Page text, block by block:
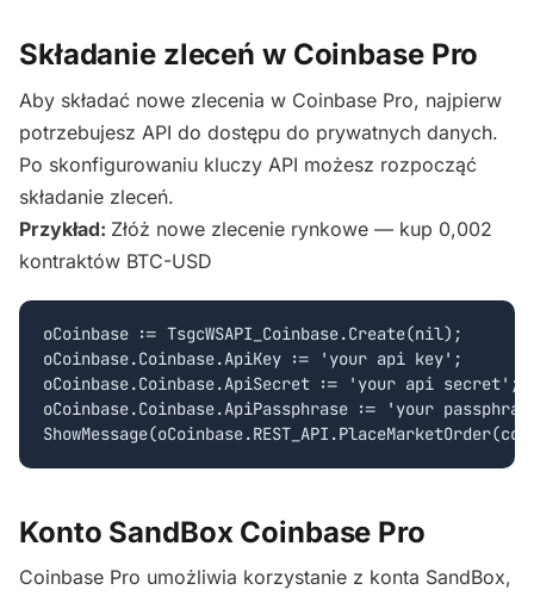
Składanie zleceń w Coinbase Pro
Aby składać nowe zlecenia w Coinbase Pro, najpierw
potrzebujesz API do dostępu do prywatnych danych.
Po skonfigurowaniu kluczy API możesz rozpocząć
składanie zleceń.
Przykład: Złóż nowe zlecenie rynkowe — kup 0,002
kontraktów BTC-USD
oCoinbase := TsgcWSAPI_Coinbase.Create(nil);
oCoinbase.Coinbase.ApiKey := 'your api key';
oCoinbase.Coinbase.ApiSecret := 'your api secret';
oCoinbase.Coinbase.ApiPassphrase := 'your
Konto SandBox Coinbase Pro
Coinbase Pro umożliwia korzystanie z konta SandBox,